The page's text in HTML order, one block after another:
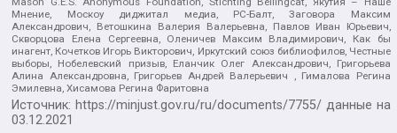
Мнение, Москоу диджитал медиа, РС-Балт, Заговора Максим
Александрович, Ветошкина Валерия Валерьевна, Павлов Иван Юрьевич,
Скворцова Елена Сергеевна, Оленичев Максим Владимирович, Как бы
инагент, Кочетков Игорь Викторович, Иркутский союз библиофилов, Честные
выборы, Нобелевский призыв, Еланчик Олег Александрович, Григорьева
Алина Александровна, Григорьев Андрей Валерьевич , Гималова Регина
Эмилевна, Хисамова Регина Фаритовна
Источник: https://minjust.gov.ru/ru/documents/7755/ данные на
03.12.2021